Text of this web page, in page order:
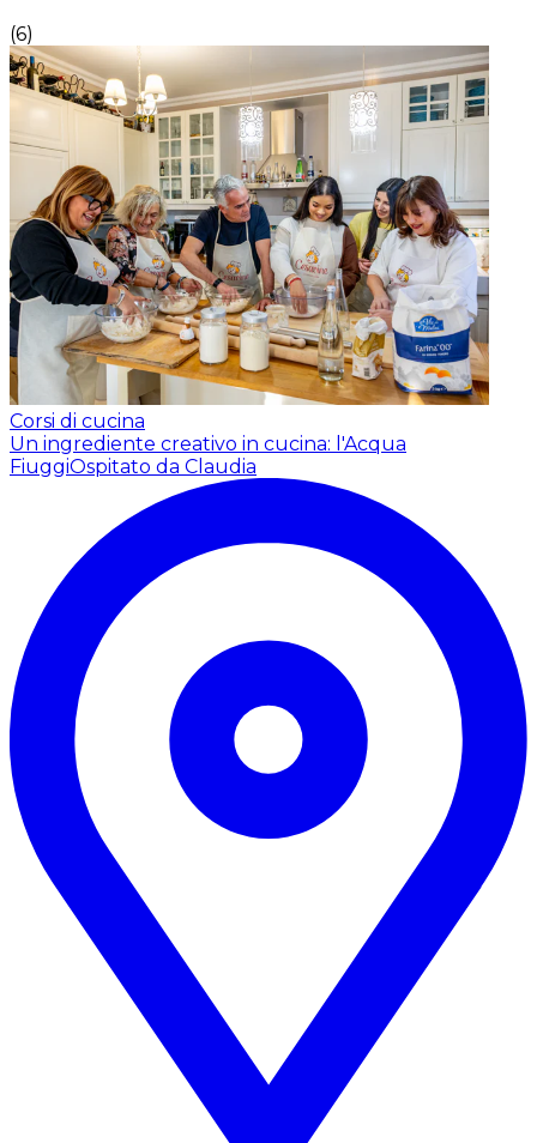
(6)
Corsi di cucina
Un ingrediente creativo in cucina: l'Acqua
FiuggiOspitato da Claudia